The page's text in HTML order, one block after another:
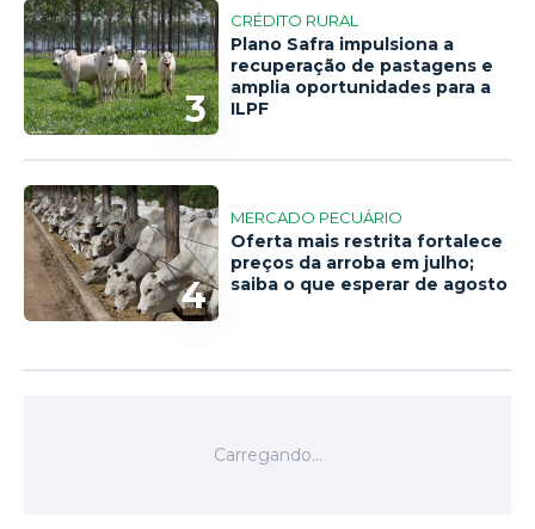
3
CRÉDITO RURAL
Plano Safra impulsiona a
recuperação de pastagens e
amplia oportunidades para a
ILPF
4
MERCADO PECUÁRIO
Oferta mais restrita fortalece
preços da arroba em julho;
saiba o que esperar de agosto